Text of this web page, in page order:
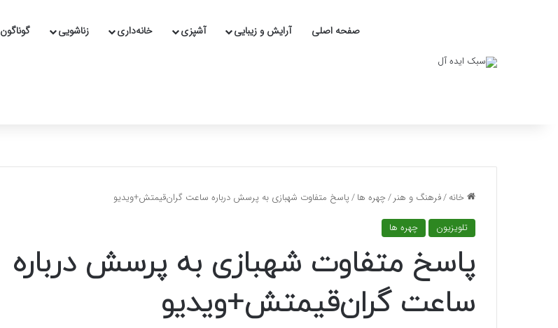
صفحه اصلی آرایش و زیبایی آشپزی خانه‌داری زناشویی گوناگون
خانه/فرهنگ و هنر/چهره ها/پاسخ متفاوت شهبازی به پرسش درباره ساعت گران‌قیمتش+ویدیو
تلویزیون چهره ها
پاسخ متفاوت شهبازی به پرسش درباره
ساعت گران‌قیمتش+ویدیو